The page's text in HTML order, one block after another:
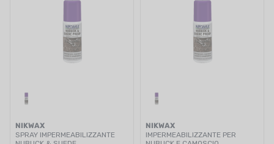
NIKWAX
SPRAY IMPERMEABILIZZANTE
NIKWAX
IMPERMEABILIZZANTE PER